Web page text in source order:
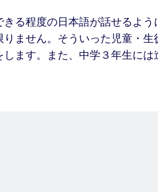
る程度の日本語が話せるよ
ません。そういった児童・
ます。また、中学３年生には